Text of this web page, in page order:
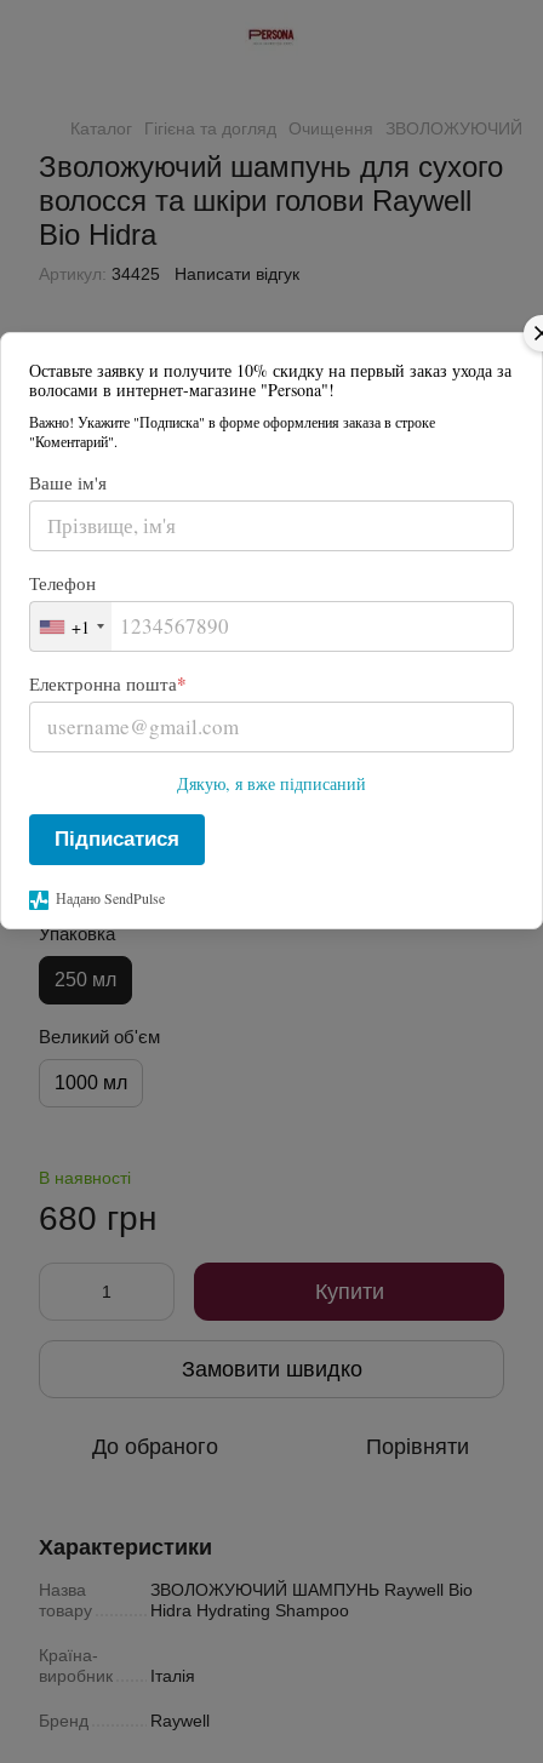
Оставьте заявку и получите 10% скидку на первый заказ ухода за
волосами в интернет-магазине "Persona"!
Важно! Укажите "Подписка" в форме оформления заказа в строке
"Коментарий".
Ваше ім'я
Телефон
+1
Електронна пошта*
Дякую, я вже підписаний
Підписатися
Надано SendPulse
Каталог Гігієна та догляд Очищення ЗВОЛОЖУЮЧИЙ
Зволожуючий шампунь для сухого
волосся та шкіри голови Raywell
Bio Hidra
Артикул: 34425 Написати відгук
Хіт
Упаковка
250 мл
Великий об'єм
1000 мл
В наявності
680 грн
Купити
Замовити швидко
До обраного Порівняти
Характеристики
Назва
товару
ЗВОЛОЖУЮЧИЙ ШАМПУНЬ Raywell Bio
Hidra Hydrating Shampoo
Країна-
виробник
Італія
Бренд Raywell